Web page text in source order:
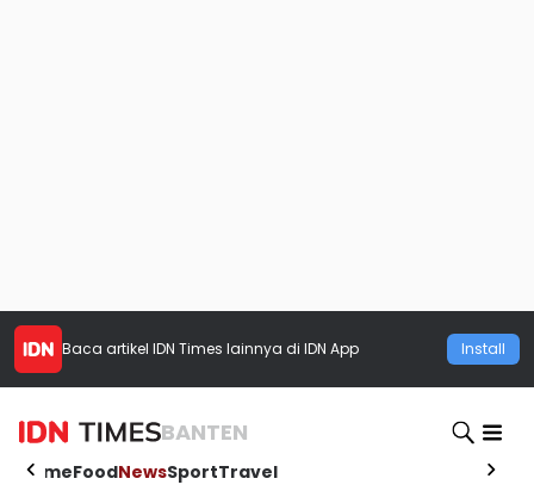
Baca artikel IDN Times lainnya di IDN App Install
BANTEN
HomeFoodNewsSportTravel